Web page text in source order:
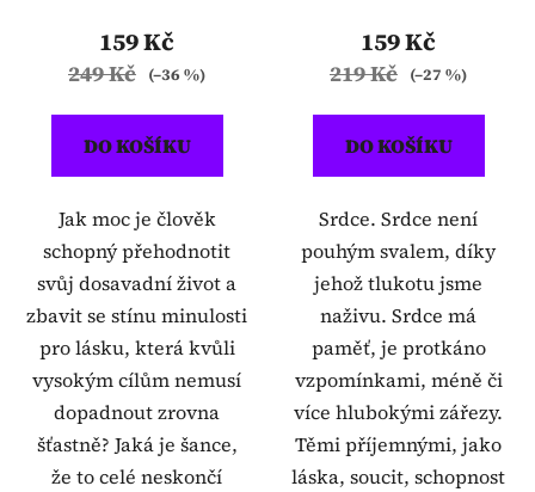
159 Kč
249 Kč (–36 %)
DO KOŠÍKU
Jak moc je člověk
schopný přehodnotit
svůj dosavadní život a
zbavit se stínu minulosti
pro lásku, která kvůli
vysokým cílům nemusí
dopadnout zrovna
šťastně? Jaká je šance,
že to celé neskončí
159 Kč
219 Kč (–27 %)
DO KOŠÍKU
Srdce. Srdce není
pouhým svalem, díky
jehož tlukotu jsme
naživu. Srdce má
paměť, je protkáno
vzpomínkami, méně či
více hlubokými zářezy.
Těmi příjemnými, jako
láska, soucit, schopnost